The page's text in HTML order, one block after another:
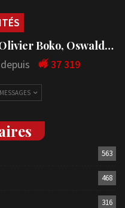
Boko, Oswald…
37 319
563
468
316